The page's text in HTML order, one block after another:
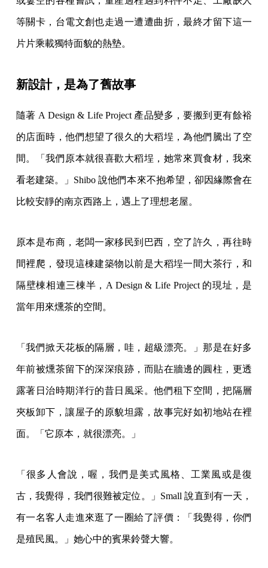
等關卡，台電文創也走過一遭遭曲折，最終才留下這一
片片乘載獨特面貌的熱墊。
新設計，是為了舊故事
隨著 A Design & Life Project 產品變多，要搬到更有餘裕
的店面時，他們想望了很久的大稻埕，為他們騰出了空
間。「我們原本就很喜歡大稻埕，她常來買食材，我來
看老建築。」Shibo 說他們本來不抱希望，卻因緣際會在
比較安靜的南京西路上，遇上了理想老屋。
原本是布商，老闆一家移民到巴西，空了許久，再往時
間裡爬，發現這棟建築物以前是大稻埕一間大茶行，和
隔壁棟相連三棟半，A Design & Life Project 的現址，是
當年用來燻茶的空間。
「我們掀天花板的隔層，哇，超級漂亮。」那是在好多
年前被燻茶留下的深深痕跡，而貼在牆邊的圓柱，更透
露著日治時期洋行的昔日風采。他們租下空間，把隔層
夾板卸下，讓屋子的原貌坦露，故事完好如初地站在裡
面。「它原本，就很漂亮。」
「很多人會說，喔，我們是美式風格、工業風或是復
古，我覺得，我們很難被定位。」Small 說直到有一天，
有一名客人走進來逛了一圈給了評價：「我覺得，你們
是殖民風。」她心中的賓果鈴聲大響。